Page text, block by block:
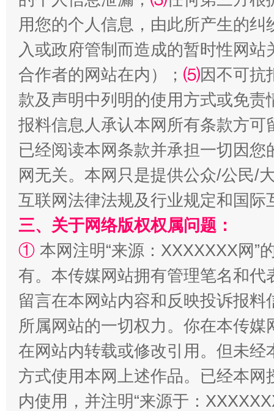
“刷贴”乱象丛生
生
揭批美国五大"原罪" "炒
解纷+调解+退费，一次搞定
用您的个人信息，由此所产生的纠
入或政府管制而造成的暂时性网
合作者的网站在内）； ⑸因不可抗
款及声明中列明的使用方式或免责
报料信息人承认本网所有条款方
已经阅读本网条款并承担一切因
网无关。本网只是提供公众/公民/
互联网法律法规及行业规定和国
三、关于网络版权权属问题：
① 本网注明“来源：XXXXXXX网”
有。本传媒网站拥有管理笔名和
留言在本网站内容和反映投诉报
所属网站的一切权力。你在本传
在网站内转载或修改引用。但未
方式使用本网上述作品。已经本
内使用，并注明“来源于：